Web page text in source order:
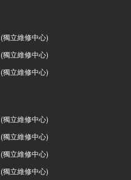
(獨立維修中心)
(獨立維修中心)
(獨立維修中心)
(獨立維修中心)
(獨立維修中心)
(獨立維修中心)
(獨立維修中心)